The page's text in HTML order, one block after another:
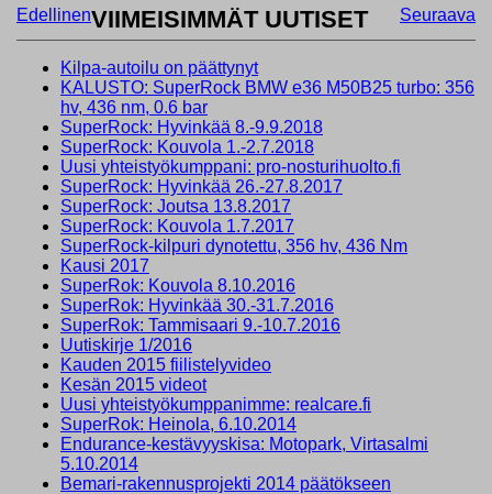
Edellinen
Seuraava
VIIMEISIMMÄT UUTISET
Kilpa-autoilu on päättynyt
KALUSTO: SuperRock BMW e36 M50B25 turbo: 356
hv, 436 nm, 0.6 bar
SuperRock: Hyvinkää 8.-9.9.2018
SuperRock: Kouvola 1.-2.7.2018
Uusi yhteistyökumppani: pro-nosturihuolto.fi
SuperRock: Hyvinkää 26.-27.8.2017
SuperRock: Joutsa 13.8.2017
SuperRock: Kouvola 1.7.2017
SuperRock-kilpuri dynotettu, 356 hv, 436 Nm
Kausi 2017
SuperRok: Kouvola 8.10.2016
SuperRok: Hyvinkää 30.-31.7.2016
SuperRok: Tammisaari 9.-10.7.2016
Uutiskirje 1/2016
Kauden 2015 fiilistelyvideo
Kesän 2015 videot
Uusi yhteistyökumppanimme: realcare.fi
SuperRok: Heinola, 6.10.2014
Endurance-kestävyyskisa: Motopark, Virtasalmi
5.10.2014
Bemari-rakennusprojekti 2014 päätökseen